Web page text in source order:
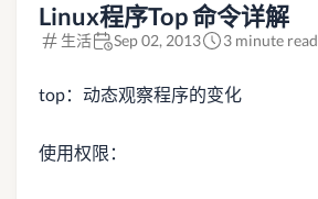
Linux程序Top 命令详解
生活 Sep 02, 2013 3 minute read
top：动态观察程序的变化
使用权限：